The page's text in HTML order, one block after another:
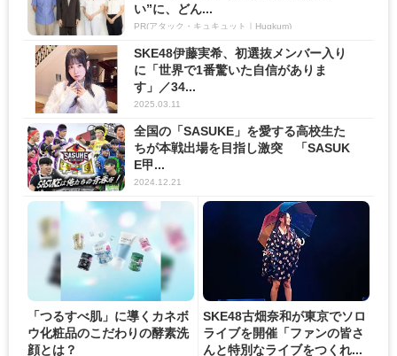
い”に、どん...
PR(アタック・キュキュット｜Hugkum)
SKE48伊藤実希、初選抜メンバー入り
に「世界で1番驚いた自信がありま
す」／34...
2025.03.11
全国の「SASUKE」を愛する高校生た
ちが本戦出場を目指し激突 「SASUK
E甲...
2024.12.21
「つるすべ肌」に導くカネボ
ウ化粧品のこだわりの酵素洗
顔とは？
SKE48古畑奈和が東京でソロ
ライブを開催「ファンの皆さ
んと特別なライブをつくれ...